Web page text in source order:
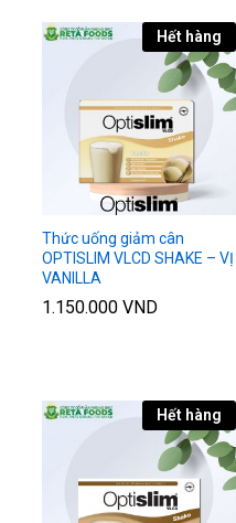
Hết hàng
Thức uống giảm cân
OPTISLIM VLCD SHAKE – VỊ
VANILLA
1.150.000 VND
1.150.000 VND
Hết hàng